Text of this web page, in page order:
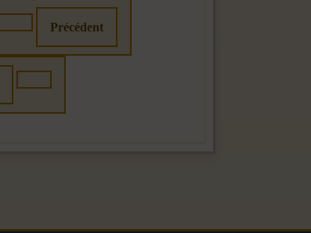
Précédent